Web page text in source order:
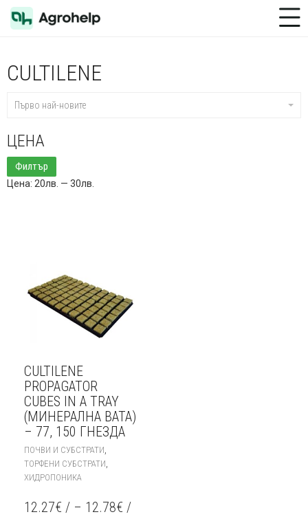
Toggle Menu
CULTILENE
Първо най-новите
ЦЕНА
Минимална
цена
Максимална
цена
Филтър
Цена: 20лв. — 30лв.
CULTILENE
PROPAGATOR
CUBES IN A TRAY
(МИНЕРАЛНА ВАТА)
– 77, 150 ГНЕЗДА
ПОЧВИ И СУБСТРАТИ
ТОРФЕНИ СУБСТРАТИ
ХИДРОПОНИКА
12.27€ / – 12.78€ /